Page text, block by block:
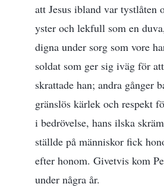
att Jesus ibland var tystlåten
yster och lekfull som en
digna under sorg som vore
soldat som ger sig iväg för
skrattade han; andra gånger
gränslös kärlek och respekt
i bedrövelse, hans ilska
ställde på människor fick
efter honom. Givetvis kom
under några år.